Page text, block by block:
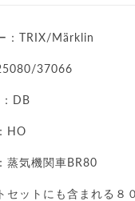
：TRIX/Märklin
37066
DB
HO
蒸気機関車BR80
セットにも含まれる８